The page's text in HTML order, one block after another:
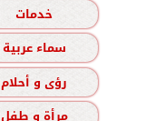
خدمات
سماء عربية
رؤى و أحلام
مرأة و طفل